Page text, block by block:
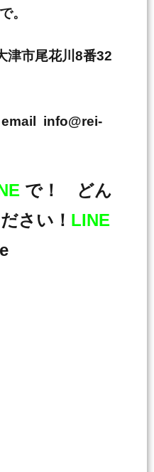
津市尾花川8番32
info@rei-
で！ どん
さい！ LINE